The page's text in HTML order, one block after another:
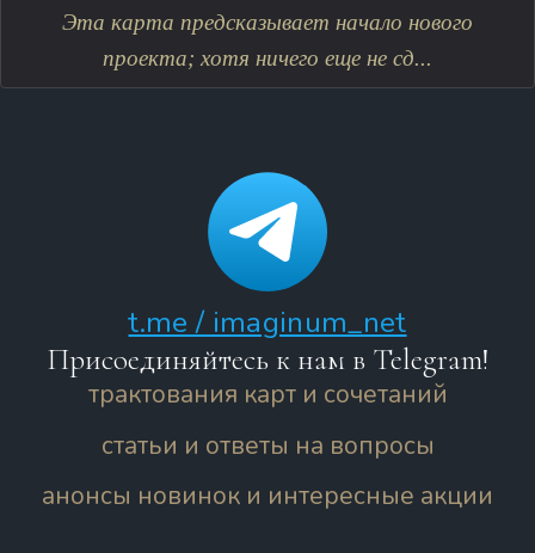
Эта карта предсказывает начало нового
проекта; хотя ничего еще не сд...
t.me / imaginum_net
Присоединяйтесь к нам в Telegram!
трактования карт и сочетаний
статьи и ответы на вопросы
анонсы новинок и интересные акции